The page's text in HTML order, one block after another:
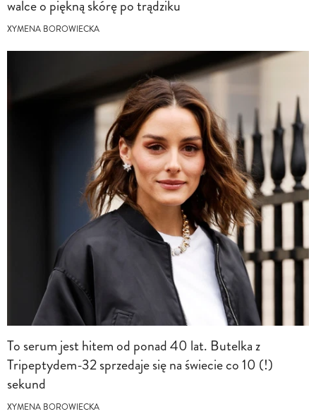
walce o piękną skórę po trądziku
XYMENA BOROWIECKA
To serum jest hitem od ponad 40 lat. Butelka z
Tripeptydem-32 sprzedaje się na świecie co 10 (!)
sekund
XYMENA BOROWIECKA